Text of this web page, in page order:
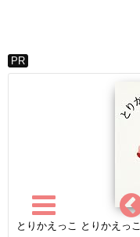
PR
とりかえっこ とりかえっこ